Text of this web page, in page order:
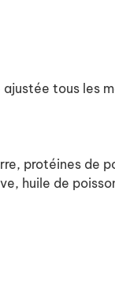
tous les
protéines de
huile de